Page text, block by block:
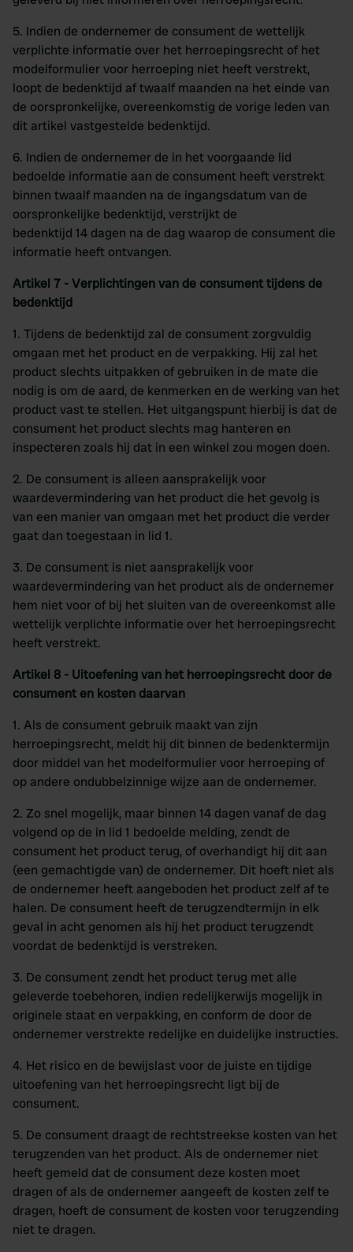
We also share information about your use of our site with
provided to them or that they’ve collected from your use
5. Indien de ondernemer de consument de wettelijk
verplichte informatie over het herroepingsrecht of het
modelformulier voor herroeping niet heeft verstrekt,
loopt de bedenktijd af twaalf maanden na het einde van
de oorspronkelijke, overeenkomstig de vorige leden van
dit artikel vastgestelde bedenktijd.
6. Indien de ondernemer de in het voorgaande lid
bedoelde informatie aan de consument heeft verstrekt
binnen twaalf maanden na de ingangsdatum van de
oorspronkelijke bedenktijd, verstrijkt de
bedenktijd 14 dagen na de dag waarop de consument die
informatie heeft ontvangen.
Artikel 7 - Verplichtingen van de consument tijdens de
bedenktijd
1. Tijdens de bedenktijd zal de consument zorgvuldig
omgaan met het product en de verpakking. Hij zal het
product slechts uitpakken of gebruiken in de mate die
nodig is om de aard, de kenmerken en de werking van het
product vast te stellen. Het uitgangspunt hierbij is dat de
consument het product slechts mag hanteren en
inspecteren zoals hij dat in een winkel zou mogen doen.
2. De consument is alleen aansprakelijk voor
waardevermindering van het product die het gevolg is
van een manier van omgaan met het product die verder
gaat dan toegestaan in lid 1.
3. De consument is niet aansprakelijk voor
waardevermindering van het product als de ondernemer
hem niet voor of bij het sluiten van de overeenkomst alle
wettelijk verplichte informatie over het herroepingsrecht
heeft verstrekt.
Artikel 8 - Uitoefening van het herroepingsrecht door de
consument en kosten daarvan
1. Als de consument gebruik maakt van zijn
herroepingsrecht, meldt hij dit binnen de bedenktermijn
door middel van het modelformulier voor herroeping of
op andere ondubbelzinnige wijze aan de ondernemer.
2. Zo snel mogelijk, maar binnen 14 dagen vanaf de dag
volgend op de in lid 1 bedoelde melding, zendt de
consument het product terug, of overhandigt hij dit aan
(een gemachtigde van) de ondernemer. Dit hoeft niet als
de ondernemer heeft aangeboden het product zelf af te
halen. De consument heeft de terugzendtermijn in elk
geval in acht genomen als hij het product terugzendt
voordat de bedenktijd is verstreken.
3. De consument zendt het product terug met alle
geleverde toebehoren, indien redelijkerwijs mogelijk in
originele staat en verpakking, en conform de door de
ondernemer verstrekte redelijke en duidelijke instructies.
4. Het risico en de bewijslast voor de juiste en tijdige
uitoefening van het herroepingsrecht ligt bij de
consument.
5. De consument draagt de rechtstreekse kosten van het
terugzenden van het product. Als de ondernemer niet
heeft gemeld dat de consument deze kosten moet
dragen of als de ondernemer aangeeft de kosten zelf te
dragen, hoeft de consument de kosten voor terugzending
niet te dragen.